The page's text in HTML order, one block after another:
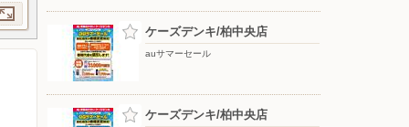
ケーズデンキ/柏中央店
auサマーセール
ケーズデンキ/柏中央店